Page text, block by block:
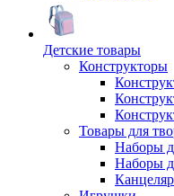
Детские товары
Конструкторы
Товары для
Наборы
Наборы